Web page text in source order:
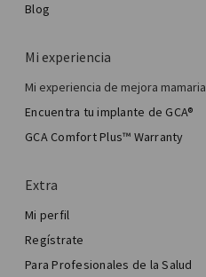
Blog
Mi experiencia
Mi experiencia de mejora mamaria
Mi cirugía de mama
Cirugía estética mamaria
Total Breast Reconstruction™
Encuentra tu implante de GCA®
GCA Comfort Plus™ Warranty
Extra
Mi perfil
Regístrate
Para Profesionales de la Salud